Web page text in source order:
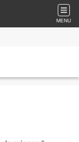
MENU